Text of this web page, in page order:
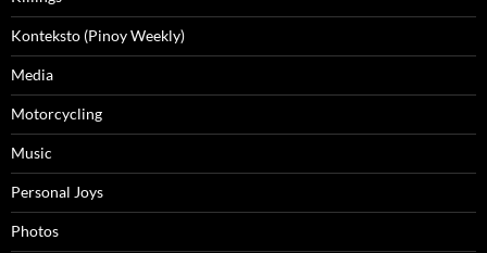
Konteksto (Pinoy Weekly)
Media
Motorcycling
Music
Personal Joys
Photos